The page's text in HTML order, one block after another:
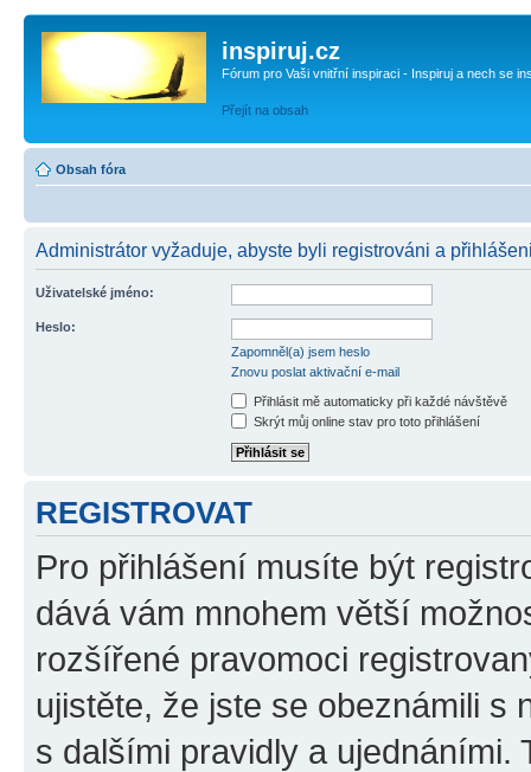
inspiruj.cz
Fórum pro Vaši vnitřní inspiraci - Inspiruj a nech se
Přejít na obsah
Obsah fóra
Administrátor vyžaduje, abyste byli registrováni a
Uživatelské jméno:
Heslo:
Zapomněl(a) jsem heslo
Znovu poslat aktivační e-mail
Přihlásit mě automaticky při každé návštěvě
Skrýt můj online stav pro toto přihlášení
REGISTROVAT
Pro přihlášení musíte být
dává vám mnohem větší
rozšířené pravomoci
ujistěte, že jste se obeznámili s
s dalšími pravidly a ujednáními.